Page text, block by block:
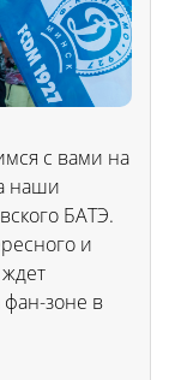
с вами на
наши
БАТЭ.
и
зоне в